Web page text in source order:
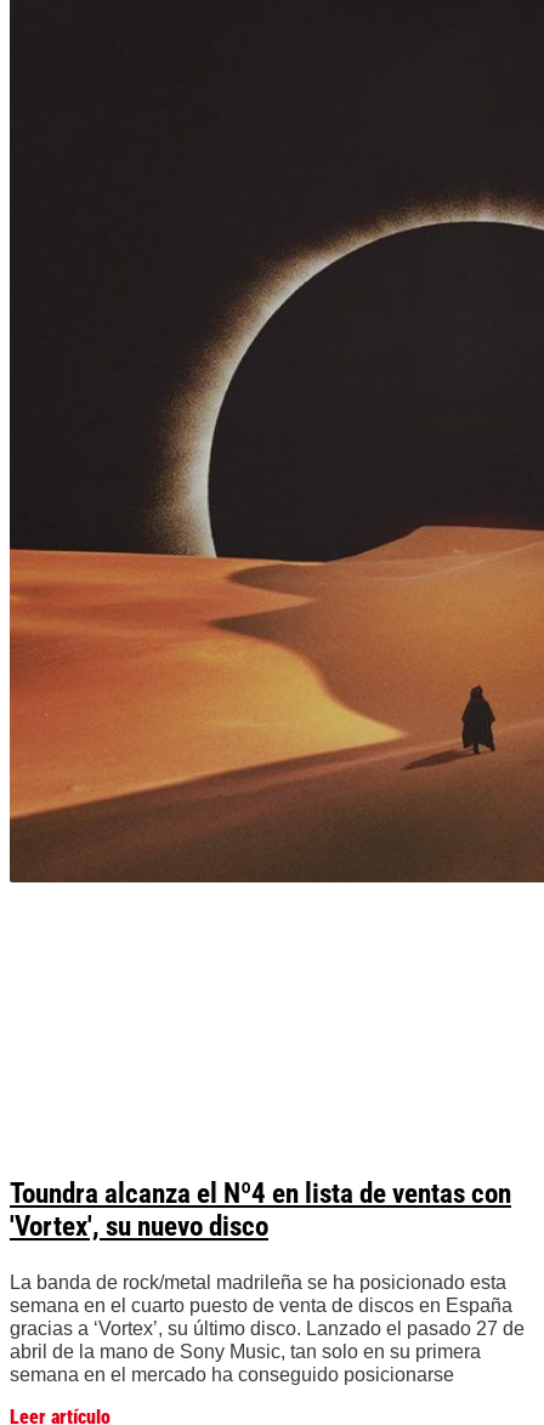
Toundra alcanza el Nº4 en lista de ventas con
'Vortex', su nuevo disco
La banda de rock/metal madrileña se ha posicionado esta
semana en el cuarto puesto de venta de discos en España
gracias a ‘Vortex’, su último disco. Lanzado el pasado 27 de
abril de la mano de Sony Music, tan solo en su primera
semana en el mercado ha conseguido posicionarse
Leer artículo